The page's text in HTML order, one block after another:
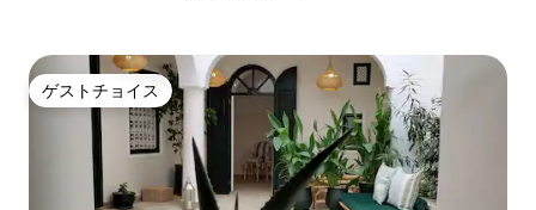
ゲストチョイス
ゲストチョイス